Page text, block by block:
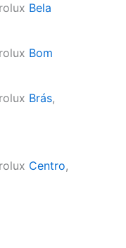
Bela
Bom
Brás,
Centro,